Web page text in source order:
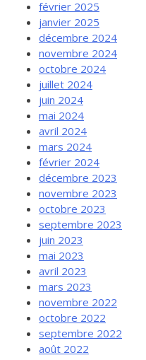
février 2025
janvier 2025
décembre 2024
novembre 2024
octobre 2024
juillet 2024
juin 2024
mai 2024
avril 2024
mars 2024
février 2024
décembre 2023
novembre 2023
octobre 2023
septembre 2023
juin 2023
mai 2023
avril 2023
mars 2023
novembre 2022
octobre 2022
septembre 2022
août 2022